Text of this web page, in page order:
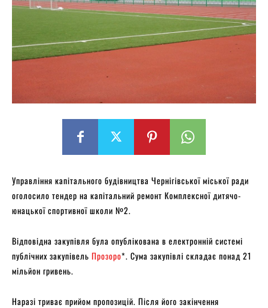
Управління капітального будівництва Чернігівської міської ради
оголосило тендер на капітальний ремонт Комплексної дитячо-
юнацької спортивної школи №2.
Відповідна закупівля була опублікована в електронній системі
публічних закупівель Прозоро*. Сума закупівлі складає понад 21
мільйон гривень.
Наразі триває прийом пропозицій. Після його закінчення